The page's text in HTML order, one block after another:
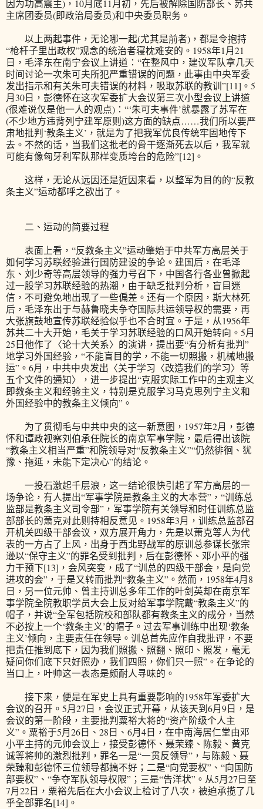
因为功高震主)，10月底11月初，先后被解除国防部长、苏共
主席团委员(即政治局委员)和中央委员职务。
以上两起事件，无论哪一起(尤其是前者)，都是令抱持
“枪杆子里出政权”观念的统治者寝枕难安的。1958年1月21
日，毛泽东在南宁会议上讲道：“在整风中，建议军队拿几天
时间讨论一次朱可夫所犯严重错误的问题，此事由中央军委
发出指示和有关朱可夫错误的材料，吸取苏联的教训”[11]。5
月30日，彭德怀在这次军委扩大会议第三次小型会议上讲道
(很难说仅是他一人的观点)：“‘朱可夫事件’就暴露了苏军在
(不少地方违背列宁建军原则)这方面的缺点……我们所以要严
肃地批判‘教条主义’，就是为了把我军优良传统牢固地传下
去。不然的话，当我们这批老的骨干逐渐死去以后，我军就
可能有像匈牙利军队那样变质垮台的危险”[12]。
这样，无论从远因还是近因来看，以整军为目的的“反教
条主义”运动都呼之欲出了。
二、运动的简要过程
表面上看，“反教条主义”运动肇始于中共军方高层关于
如何学习苏联经验进行国防建设的争论。建国后，在毛泽
东、刘少奇等高层领导的强力号召下，中国各行各业曾掀起
过一股学习苏联经验的热潮，由于缺乏批判分析，盲目迷
信，不可避免地出现了一些偏差。还有一个原因，斯大林死
后，毛泽东出于与赫鲁晓夫争夺国际共运领导权的需要，再
大张旗鼓地宣传苏联经验似乎也不合时宜。于是，从1956年
苏共二十大开始，毛关于学习苏联经验的口风开始转向。5月
25日他作了〈论十大关系〉的演讲，提出要“有分析有批判”
地学习外国经验，“不能盲目的学，不能一切照搬，机械地搬
运”。6月，中共中央发出〈关于学习〈改造我们的学习〉等
五个文件的通知〉，进一步提出“克服实际工作中的主观主义
即教条主义和经验主义，特别是克服学习马克思列宁主义和
外国经验中的教条主义倾向”。
为了贯彻毛与中共中央的这一新意图，1957年2月，彭德
怀和谭政视察刘伯承任院长的南京军事学院，最后得出该院
“教条主义相当严重”和院领导对“反教条主义”“仍然徘徊、犹
豫、拖延，未能下定决心”的结论。
一投石激起千层浪，这一结论很快引起了军方高层的一
场争论，有人提出“军事学院是教条主义的大本营”，“训练总
监部是教条主义司令部”，军事学院有关领导和时任训练总监
部部长的萧克对此则持相反意见。1958年3月，训练总监部召
开机关四级干部会议，双方展开角力，先是以萧克等人为代
表的一方占了上风，出身于西北野战军的原训总参谋长张宗
逊以“保守主义”的罪名受到批判，后在彭德怀、邓小平的强
力干预下[13]，会风突变，成了“训总的四级干部会，是向党
进攻的会”，于是又转而批判“教条主义”。然而，1958年4月8
日，另一位元帅、曾主持训总多年工作的叶剑英却在南京军
事学院全院教职学员大会上反对给军事学院戴“教条主义”的
帽子，并说“全军包括院校和部队都有教条主义的成分，当然
不必按上一个‘教条主义’的帽子。过去军事训练中出现‘教条
主义’倾向，主要责任在领导。训总首先应作自我批评，不要
把责任推到底下，因为我们照搬、照翻、照印、照发，毫无
疑问你们底下只好照办，我们四照，你们只一照”。在争论的
当口上，叶帅这一表态是颇耐人寻味的。
接下来，便是在军史上具有重要影响的1958年军委扩大
会议的召开。5月27日，会议正式开幕，从该天到6月9日，是
会议的第一阶段，主要批判粟裕大将的“资产阶级个人主
义”。粟裕于5月26日、28日、6月4日，在中南海居仁堂由邓
小平主持的元帅会议上，接受彭德怀、聂荣臻、陈毅、黄克
诚等将帅的激烈批判，罪名一是“一贯反领导”，与陈毅、聂
荣臻和彭德怀三位领导都搞不好；二是“向党要权”、“向国防
部要权”、“争夺军队领导权限”；三是“告洋状”。从5月27日至
7月22日，粟裕先后在大小会议上检讨了八次，被迫承揽了几
乎全部罪名[14]。